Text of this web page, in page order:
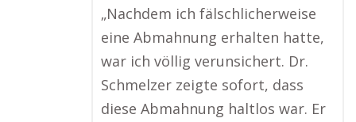
„Nachdem ich fälschlicherweise
eine Abmahnung erhalten hatte,
war ich völlig verunsichert. Dr.
Schmelzer zeigte sofort, dass
diese Abmahnung haltlos war. Er